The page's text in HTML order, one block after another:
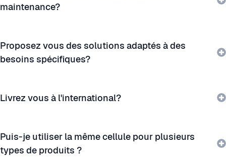
maintenance?
Proposez vous des solutions adaptés à des
besoins spécifiques?
Livrez vous à l'international?
Puis-je utiliser la même cellule pour plusieurs
types de produits ?